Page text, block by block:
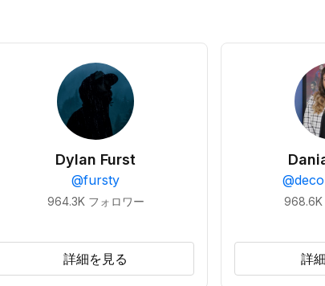
Dylan Furst
@fursty
964.3K フォロワー
詳細を見る
@
968.6K
詳